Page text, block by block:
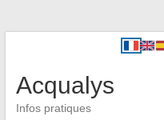
Acqualys
Infos pratiques